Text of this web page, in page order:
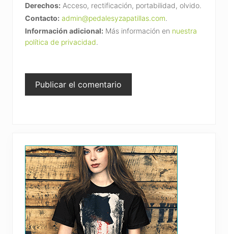
Derechos: Acceso, rectificación, portabilidad, olvido.
Contacto: admin@pedalesyzapatillas.com.
Información adicional: Más información en nuestra
política de privacidad.
Primary
Sidebar